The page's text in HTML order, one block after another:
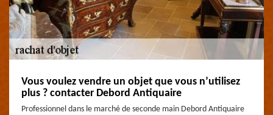
Vous voulez vendre un objet que vous n’utilisez
plus ? contacter Debord Antiquaire
Professionnel dans le marché de seconde main Debord Antiquaire